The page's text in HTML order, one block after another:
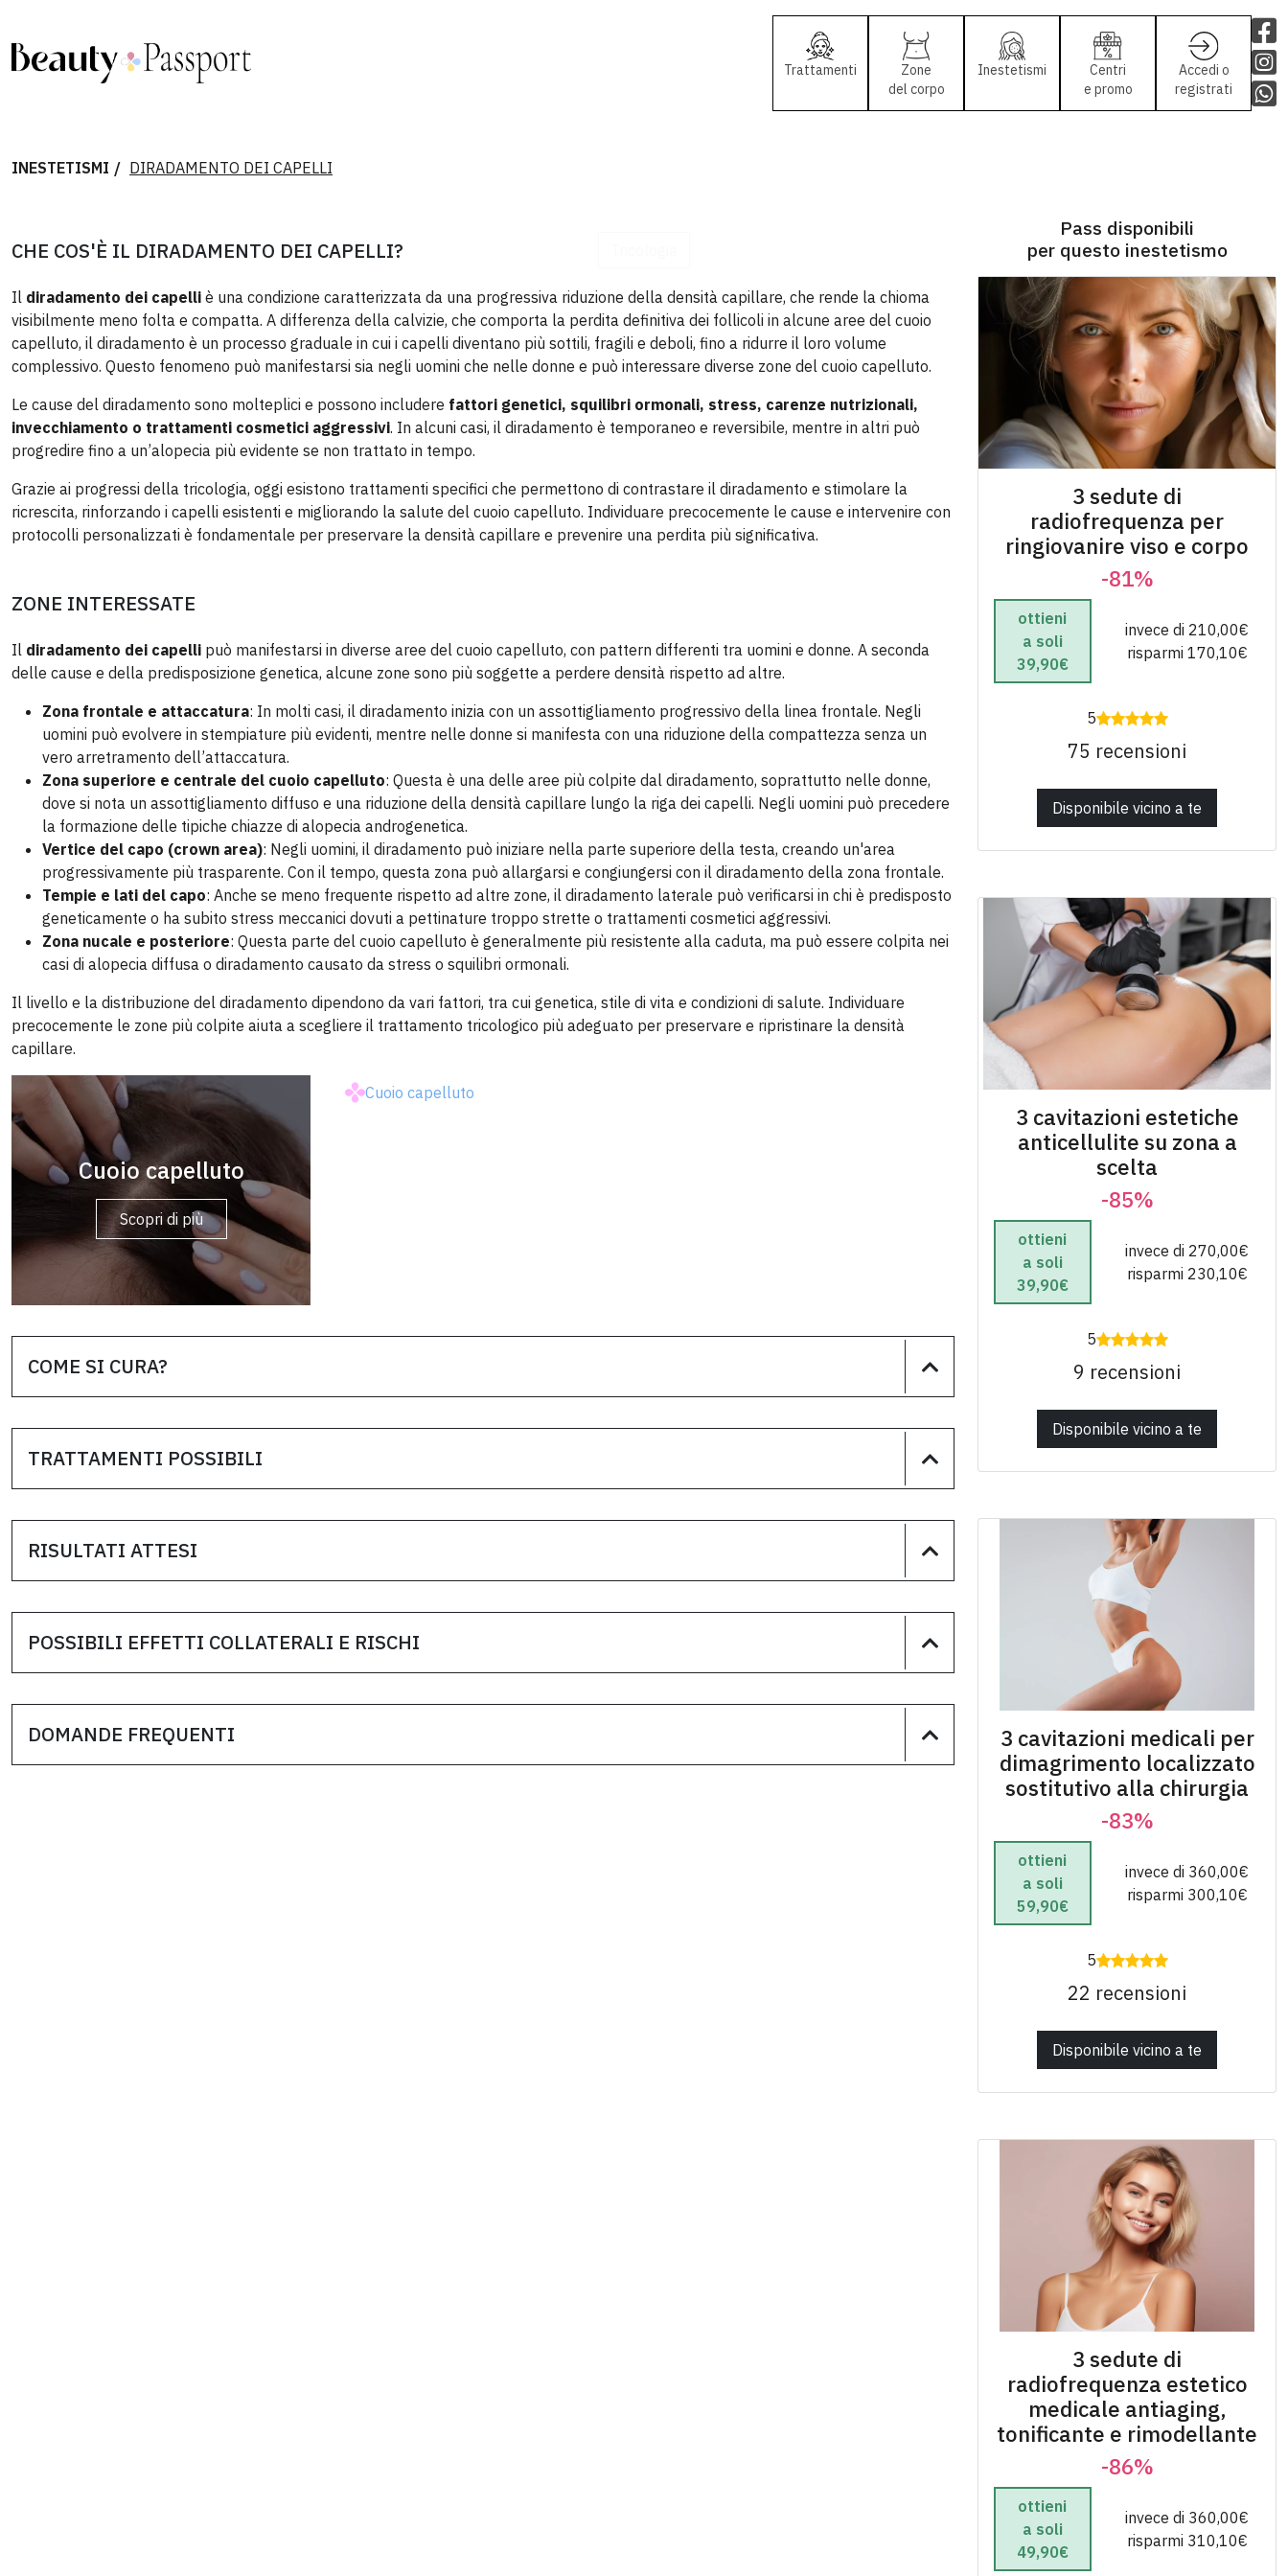
Trattamenti
Zone
del corpo
Inestetismi
Centri
e promo
Accedi o
registrati
Diradamento dei capelli
INESTETISMI DIRADAMENTO DEI CAPELLI
CHE COS'È IL DIRADAMENTO DEI CAPELLI?
Il diradamento dei capelli è una condizione caratterizzata da una progressiva riduzione della densità capillare, che rende la chioma
visibilmente meno folta e compatta. A differenza della calvizie, che comporta la perdita definitiva dei follicoli in alcune aree del cuoio
capelluto, il diradamento è un processo graduale in cui i capelli diventano più sottili, fragili e deboli, fino a ridurre il loro volume
complessivo. Questo fenomeno può manifestarsi sia negli uomini che nelle donne e può interessare diverse zone del cuoio capelluto.
Le cause del diradamento sono molteplici e possono includere fattori genetici, squilibri ormonali, stress, carenze nutrizionali,
invecchiamento o trattamenti cosmetici aggressivi. In alcuni casi, il diradamento è temporaneo e reversibile, mentre in altri può
progredire fino a un’alopecia più evidente se non trattato in tempo.
Grazie ai progressi della tricologia, oggi esistono trattamenti specifici che permettono di contrastare il diradamento e stimolare la
ricrescita, rinforzando i capelli esistenti e migliorando la salute del cuoio capelluto. Individuare precocemente le cause e intervenire con
protocolli personalizzati è fondamentale per preservare la densità capillare e prevenire una perdita più significativa.
ZONE INTERESSATE
Il diradamento dei capelli può manifestarsi in diverse aree del cuoio capelluto, con pattern differenti tra uomini e donne. A seconda
delle cause e della predisposizione genetica, alcune zone sono più soggette a perdere densità rispetto ad altre.
Zona frontale e attaccatura: In molti casi, il diradamento inizia con un assottigliamento progressivo della linea frontale. Negli
uomini può evolvere in stempiature più evidenti, mentre nelle donne si manifesta con una riduzione della compattezza senza un
vero arretramento dell’attaccatura.
Zona superiore e centrale del cuoio capelluto: Questa è una delle aree più colpite dal diradamento, soprattutto nelle donne,
dove si nota un assottigliamento diffuso e una riduzione della densità capillare lungo la riga dei capelli. Negli uomini può precedere
la formazione delle tipiche chiazze di alopecia androgenetica.
Vertice del capo (crown area): Negli uomini, il diradamento può iniziare nella parte superiore della testa, creando un'area
progressivamente più trasparente. Con il tempo, questa zona può allargarsi e congiungersi con il diradamento della zona frontale.
Tempie e lati del capo: Anche se meno frequente rispetto ad altre zone, il diradamento laterale può verificarsi in chi è predisposto
geneticamente o ha subito stress meccanici dovuti a pettinature troppo strette o trattamenti cosmetici aggressivi.
Zona nucale e posteriore: Questa parte del cuoio capelluto è generalmente più resistente alla caduta, ma può essere colpita nei
casi di alopecia diffusa o diradamento causato da stress o squilibri ormonali.
Il livello e la distribuzione del diradamento dipendono da vari fattori, tra cui genetica, stile di vita e condizioni di salute. Individuare
precocemente le zone più colpite aiuta a scegliere il trattamento tricologico più adeguato per preservare e ripristinare la densità
capillare.
Cuoio capelluto
Scopri di più
Cuoio capelluto
COME SI CURA?
TRATTAMENTI POSSIBILI
RISULTATI ATTESI
POSSIBILI EFFETTI COLLATERALI E RISCHI
DOMANDE FREQUENTI
Pass disponibili
per questo inestetismo
3 sedute di
radiofrequenza per
ringiovanire viso e corpo
-81%
ottieni
a soli
39,90€
invece di 210,00€
risparmi 170,10€
5
75 recensioni
Disponibile vicino a te
3 cavitazioni estetiche
anticellulite su zona a
scelta
-85%
ottieni
a soli
39,90€
invece di 270,00€
risparmi 230,10€
5
9 recensioni
Disponibile vicino a te
3 cavitazioni medicali per
dimagrimento localizzato
sostitutivo alla chirurgia
-83%
ottieni
a soli
59,90€
invece di 360,00€
risparmi 300,10€
5
22 recensioni
Disponibile vicino a te
3 sedute di
radiofrequenza estetico
medicale antiaging,
tonificante e rimodellante
-86%
ottieni
a soli
49,90€
invece di 360,00€
risparmi 310,10€